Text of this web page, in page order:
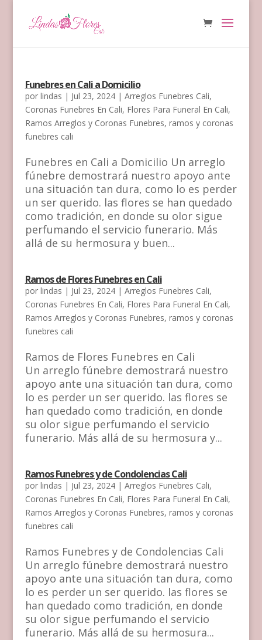
Funebres en Cali a Domicilio
por lindas | Jul 23, 2024| Arreglos Funebres Cali,
Coronas Funebres En Cali, Flores Para Funeral En Cali,
Ramos Arreglos y Coronas Funebres, ramos y coronas
funebres cali
Funebres en Cali a Domicilio Un arreglo
fúnebre demostrará nuestro apoyo ante
una situación tan dura, como lo es perder
un ser querido. las flores se han quedado
como tradición, en donde su olor sigue
perfumando el servicio funerario. Más
allá de su hermosura y buen...
Ramos de Flores Funebres en Cali
por lindas | Jul 23, 2024| Arreglos Funebres Cali,
Coronas Funebres En Cali, Flores Para Funeral En Cali,
Ramos Arreglos y Coronas Funebres, ramos y coronas
funebres cali
Ramos de Flores Funebres en Cali
Un arreglo fúnebre demostrará nuestro
apoyo ante una situación tan dura, como
lo es perder un ser querido. las flores se
han quedado como tradición, en donde
su olor sigue perfumando el servicio
funerario. Más allá de su hermosura y...
Ramos Funebres y de Condolencias Cali
por lindas | Jul 23, 2024| Arreglos Funebres Cali,
Coronas Funebres En Cali, Flores Para Funeral En Cali,
Ramos Arreglos y Coronas Funebres, ramos y coronas
funebres cali
Ramos Funebres y de Condolencias Cali
Un arreglo fúnebre demostrará nuestro
apoyo ante una situación tan dura, como
lo es perder un ser querido. las flores se
han quedado como tradición, en donde
su olor sigue perfumando el servicio
funerario. Más allá de su hermosura...